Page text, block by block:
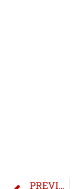
PREVIOUS